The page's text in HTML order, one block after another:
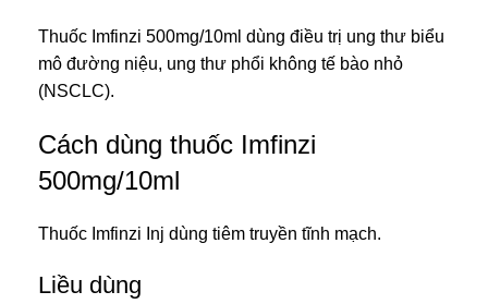
Thuốc Imfinzi 500mg/10ml dùng điều trị ung thư biểu
mô đường niệu, ung thư phổi không tế bào nhỏ
(NSCLC).
Cách dùng thuốc Imfinzi
500mg/10ml
Thuốc Imfinzi Inj dùng tiêm truyền tĩnh mạch.
Liều dùng